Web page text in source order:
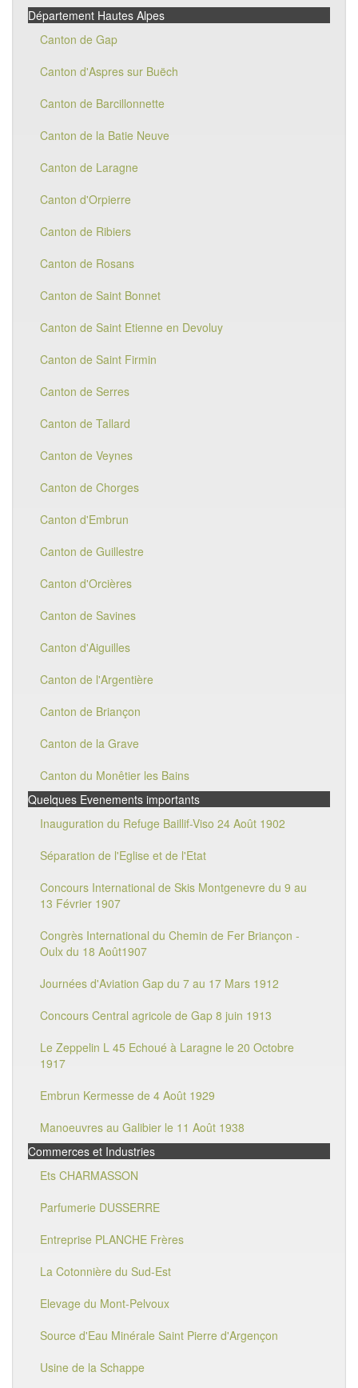
Département Hautes Alpes
Canton de Gap
Canton d'Aspres sur Buëch
Canton de Barcillonnette
Canton de la Batie Neuve
Canton de Laragne
Canton d'Orpierre
Canton de Ribiers
Canton de Rosans
Canton de Saint Bonnet
Canton de Saint Etienne en Devoluy
Canton de Saint Firmin
Canton de Serres
Canton de Tallard
Canton de Veynes
Canton de Chorges
Canton d'Embrun
Canton de Guillestre
Canton d'Orcières
Canton de Savines
Canton d'Aiguilles
Canton de l'Argentière
Canton de Briançon
Canton de la Grave
Canton du Monêtier les Bains
Quelques Evenements importants
Inauguration du Refuge Baillif-Viso 24 Août 1902
Séparation de l'Eglise et de l'Etat
Concours International de Skis Montgenevre du 9 au
13 Février 1907
Congrès International du Chemin de Fer Briançon -
Oulx du 18 Août1907
Journées d'Aviation Gap du 7 au 17 Mars 1912
Concours Central agricole de Gap 8 juin 1913
Le Zeppelin L 45 Echoué à Laragne le 20 Octobre
1917
Embrun Kermesse de 4 Août 1929
Manoeuvres au Galibier le 11 Août 1938
Commerces et Industries
Ets CHARMASSON
Parfumerie DUSSERRE
Entreprise PLANCHE Frères
La Cotonnière du Sud-Est
Elevage du Mont-Pelvoux
Source d'Eau Minérale Saint Pierre d'Argençon
Usine de la Schappe